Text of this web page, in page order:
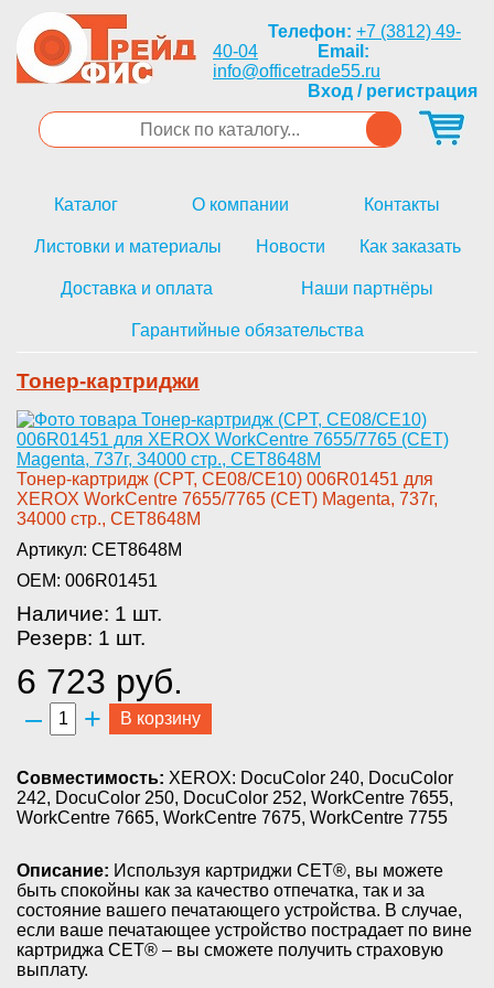
Телефон: +7 (3812) 49-
40-04
Email:
info@officetrade55.ru
Вход / регистрация
Каталог О компании Контакты
Листовки и материалы Новости Как заказать
Доставка и оплата Наши партнёры
Гарантийные обязательства
Тонер-картриджи
Тонер-картридж (CPT, CE0­8/CE10) 006R01451 для
XEROX Wo­rkCentre 7655/7765 (CET) Magen­ta, 737г,
34000 стр., CET8648M­
Артикул: CET8648M
OEM: 006R01451
Наличие: 1 шт.
Резерв: 1 шт.
6 723 руб.
– + В корзину
Совместимость: XEROX: DocuColor 240, DocuColor
242, DocuColor 250, DocuColor 252, WorkCentre 7655,
WorkCentre 7665, WorkCentre 7675, WorkCentre 7755
Описание: Используя картриджи СЕТ®, вы можете
быть спокойны как за качество отпечатка, так и за
состояние вашего печатающего устройства. В случае,
если ваше печатающее устройство пострадает по вине
картриджа СЕТ® – вы сможете получить страховую
выплату.